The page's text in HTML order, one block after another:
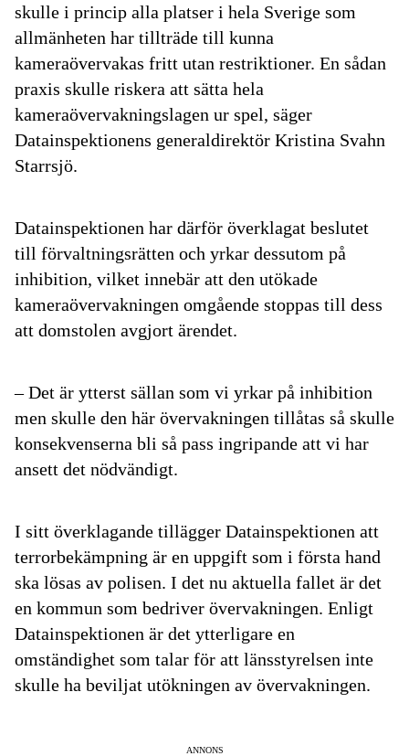
skulle i princip alla platser i hela Sverige som
allmänheten har tillträde till kunna
kameraövervakas fritt utan restriktioner. En sådan
praxis skulle riskera att sätta hela
kameraövervakningslagen ur spel, säger
Datainspektionens generaldirektör Kristina Svahn
Starrsjö.
Datainspektionen har därför överklagat beslutet
till förvaltningsrätten och yrkar dessutom på
inhibition, vilket innebär att den utökade
kameraövervakningen omgående stoppas till dess
att domstolen avgjort ärendet.
– Det är ytterst sällan som vi yrkar på inhibition
men skulle den här övervakningen tillåtas så skulle
konsekvenserna bli så pass ingripande att vi har
ansett det nödvändigt.
I sitt överklagande tillägger Datainspektionen att
terrorbekämpning är en uppgift som i första hand
ska lösas av polisen. I det nu aktuella fallet är det
en kommun som bedriver övervakningen. Enligt
Datainspektionen är det ytterligare en
omständighet som talar för att länsstyrelsen inte
skulle ha beviljat utökningen av övervakningen.
ANNONS